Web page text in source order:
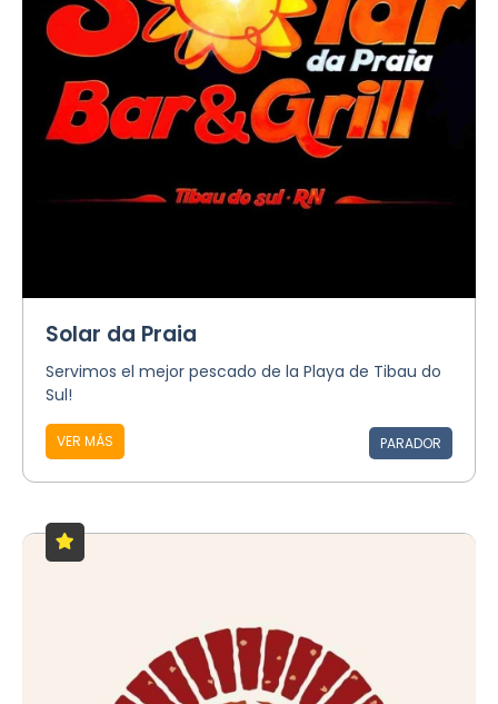
Solar da Praia
Servimos el mejor pescado de la Playa de Tibau do
Sul!
VER MÁS PARADOR